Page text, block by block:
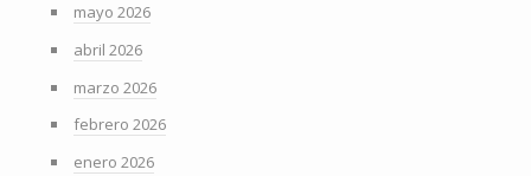
mayo 2026
abril 2026
marzo 2026
febrero 2026
enero 2026